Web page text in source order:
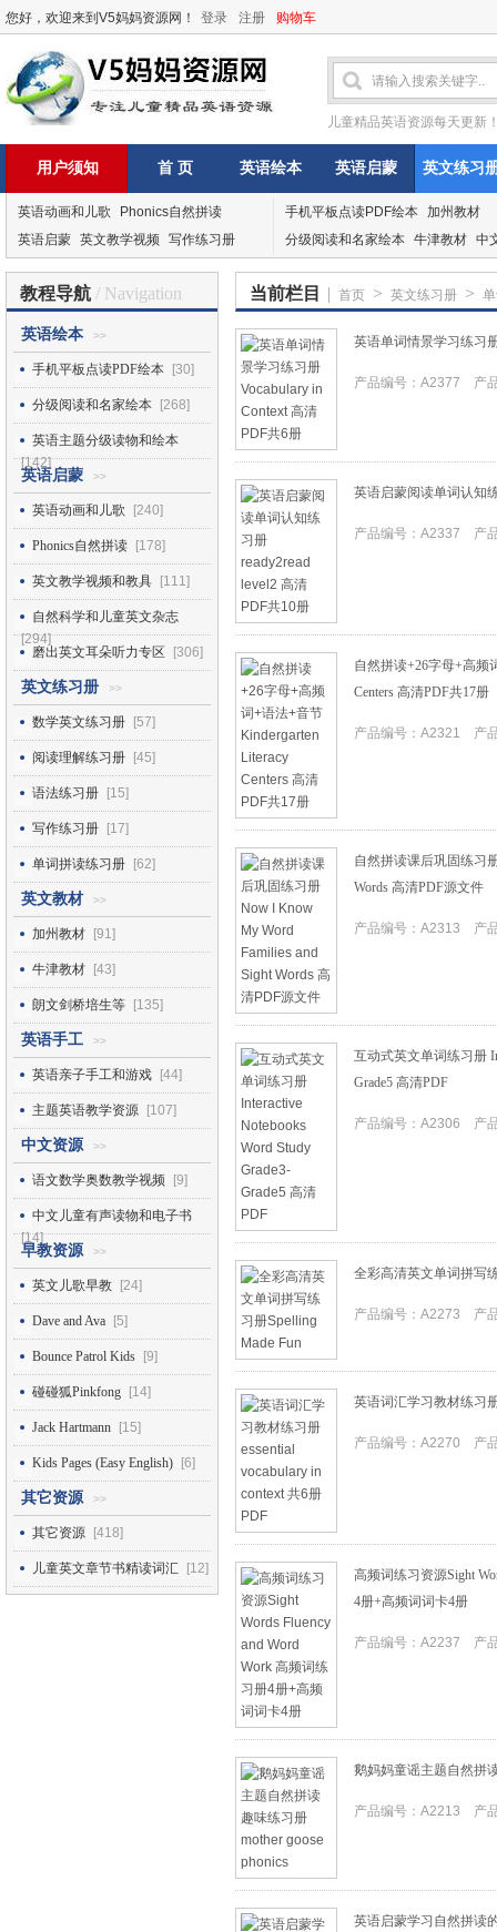
您好，欢迎来到V5妈妈资源网！ 登录 注册 购物车
儿童精品英语资源每天更新
用户须知 首 页 英语绘本 英语启蒙 英文练习
英语动画和儿歌
Phonics自然拼读
英语启蒙 英文教学视频 写作练习册
手机平板点读PDF绘本 加州教材
分级阅读和名家绘本 牛津教材 中
教程导航 / Navigation
英语绘本 >>
手机平板点读PDF绘本 [30]
分级阅读和名家绘本 [268]
英语主题分级读物和绘本
[142]
英语启蒙 >>
英语动画和儿歌 [240]
Phonics自然拼读 [178]
英文教学视频和教具 [111]
自然科学和儿童英文杂志
[294]
磨出英文耳朵听力专区
[306]
英文练习册 >>
数学英文练习册 [57]
阅读理解练习册 [45]
语法练习册 [15]
写作练习册 [17]
单词拼读练习册 [62]
英文教材 >>
加州教材 [91]
牛津教材 [43]
朗文剑桥培生等 [135]
英语手工 >>
英语亲子手工和游戏 [44]
主题英语教学资源 [107]
中文资源 >>
语文数学奥数教学视频 [9]
中文儿童有声读物和电子书
[14]
早教资源 >>
英文儿歌早教 [24]
Dave and Ava [5]
Bounce Patrol Kids [9]
碰碰狐Pinkfong [14]
Jack Hartmann [15]
Kids Pages (Easy English) [6]
其它资源 >>
其它资源 [418]
儿童英文章节书精读词汇 [12]
当前栏目 | 首页 > 英文练习册 >
英语单词情景学习练习
产品编号：A2377 产
英语启蒙阅读单词认知
产品编号：A2337 产
自然拼读+26字母+高频
Centers 高清PDF共17册
产品编号：A2321 产
自然拼读课后巩固练习
Words 高清PDF源文件
产品编号：A2313 产
互动式英文单词练习册
Grade5 高清PDF
产品编号：A2306 产
全彩高清英文单词拼写
产品编号：A2273 产
英语词汇学习教材练习册
产品编号：A2270 产
高频词练习资源Sight
4册+高频词词卡4册
产品编号：A2237 产
鹅妈妈童谣主题自然拼
产品编号：A2213 产
英语启蒙学习自然拼读